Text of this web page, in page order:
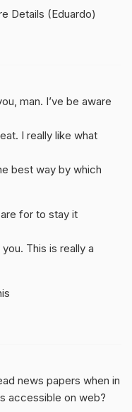
Details (Eduardo)
man. I’ve be aware
I really like what
best way by which
for to stay it
This is really a
news papers when in
accessible on web?